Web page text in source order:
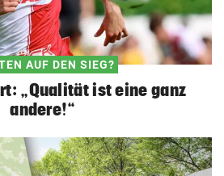
AUF DEN SIEG?
„Qualität ist eine ganz
andere!“